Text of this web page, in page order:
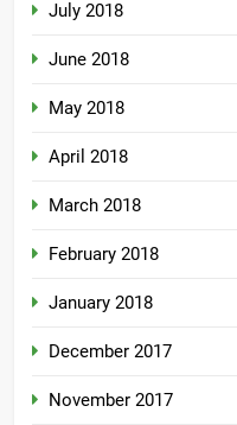
July 2018
June 2018
May 2018
April 2018
March 2018
February 2018
January 2018
December 2017
November 2017